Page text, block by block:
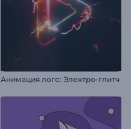
Анимация лого: Электро-глитч